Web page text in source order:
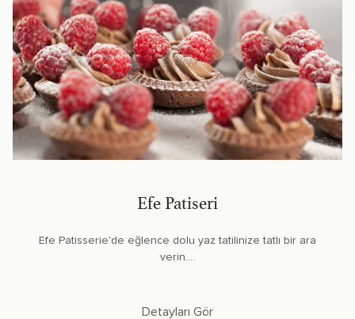
Efe Patiseri
Efe Patisserie'de eğlence dolu yaz tatilinize tatlı bir ara
verin....
Detayları Gör